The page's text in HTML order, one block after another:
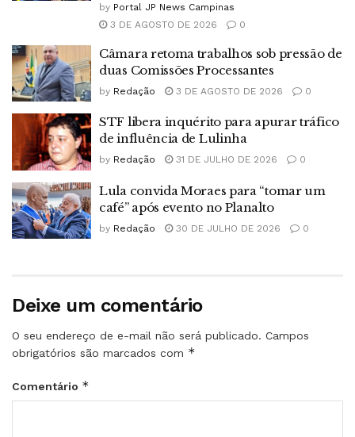
by Portal JP News Campinas
3 DE AGOSTO DE 2026
0
Câmara retoma trabalhos sob pressão de
duas Comissões Processantes
by Redação 3 DE AGOSTO DE 2026 0
STF libera inquérito para apurar tráfico
de influência de Lulinha
by Redação 31 DE JULHO DE 2026 0
Lula convida Moraes para “tomar um
café” após evento no Planalto
by Redação 30 DE JULHO DE 2026 0
Deixe um comentário
O seu endereço de e-mail não será publicado. Campos
obrigatórios são marcados com *
Comentário *